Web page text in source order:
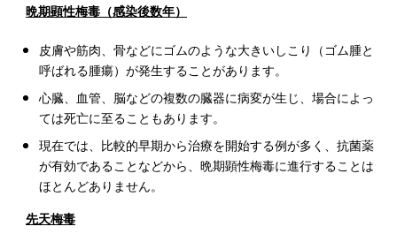
晩期顕性梅毒（感染後数年）
皮膚や筋肉、骨などにゴムのような大きいしこり（ゴム腫と
呼ばれる腫瘍）が発生することがあります。
心臓、血管、脳などの複数の臓器に病変が生じ、場合によっ
ては死亡に至ることもあります。
現在では、比較的早期から治療を開始する例が多く、抗菌薬
が有効であることなどから、晩期顕性梅毒に進行することは
ほとんどありません。
先天梅毒